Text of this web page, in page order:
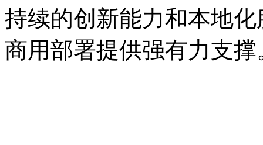
持续的创新能力和本地
商用部署提供强有力支撑